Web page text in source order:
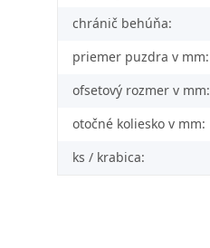
chránič behúňa:
priemer puzdra v mm:
ofsetový rozmer v mm:
otočné koliesko v mm:
ks / krabica: